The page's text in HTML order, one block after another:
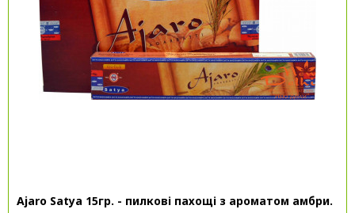
Ajaro Satya 15гр. - пилкові пахощі з ароматом амбри.